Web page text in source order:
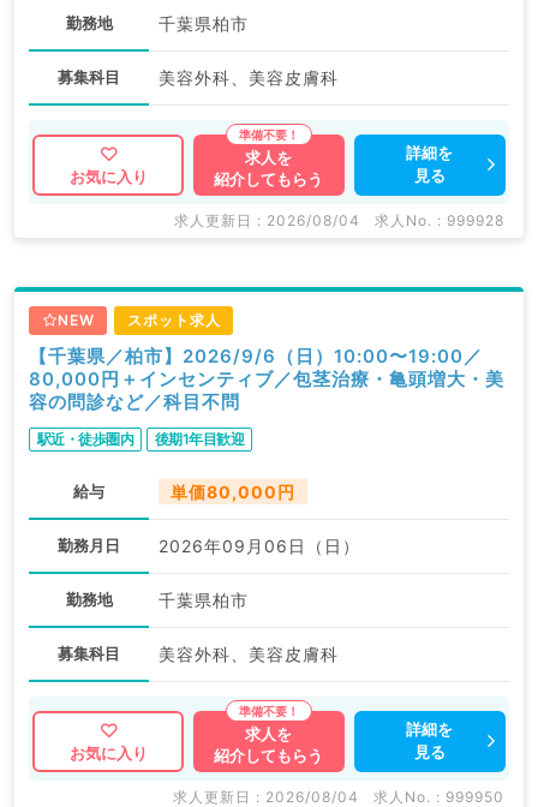
勤務地 千葉県柏市
募集科目 美容外科、美容皮膚科
お気に入り
求人を
紹介してもらう
詳細を
見る
求人更新日 : 2026/08/04 求人No. : 999928
NEW スポット求人
【千葉県／柏市】2026/9/6（日）10:00〜19:00／
80,000円＋インセンティブ／包茎治療・亀頭増大・美
容の問診など／科目不問
駅近・徒歩圏内 後期1年目歓迎
給与 単価80,000円
勤務月日 2026年09月06日（日）
勤務地 千葉県柏市
募集科目 美容外科、美容皮膚科
お気に入り
求人を
紹介してもらう
詳細を
見る
求人更新日 : 2026/08/04 求人No. : 999950